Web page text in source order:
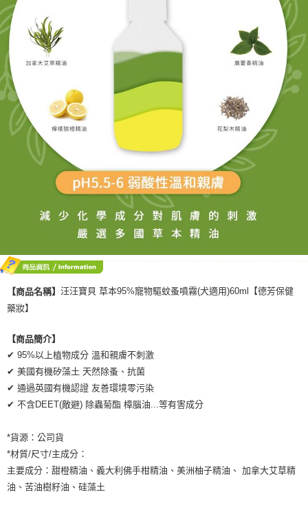
【商品名稱】 汪汪寶貝 草本95%寵物驅蚊蚤噴霧(犬適用)60ml【德芳保健
藥妝】
【商品簡介】
✔ 95%以上植物成分 溫和親膚不刺激
✔ 美國有機矽藻土 天然除蚤、抗菌
✔ 通過英國有機認證 友善環境零污染
✔ 不含DEET(敵避) 除蟲菊酯 樟腦油...等有害成分
*貨源：公司貨
*材質/尺寸/主成分：
主要成分：甜橙精油、義大利佛手柑精油、美洲柚子精油、 加拿大艾草精
油、苦油樹籽油、硅藻土